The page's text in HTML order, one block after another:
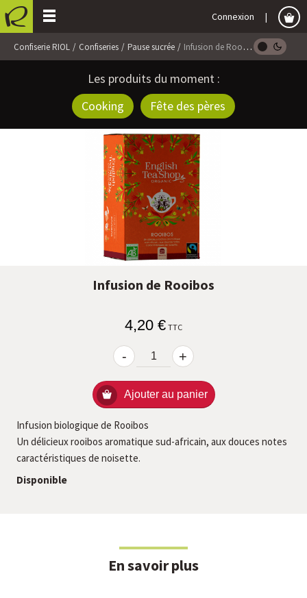
Connexion
Confiserie RIOL Confiseries Pause sucrée Infusion de Rooibos
Les produits du moment :
Cooking
Fête des pères
Infusion de Rooibos
Infusion biologique de Rooibos
Un délicieux rooibos aromatique sud-africain, aux douces notes
caractéristiques de noisette.
Disponible
4,20 € TTC
- +
Ajouter au panier
En savoir plus